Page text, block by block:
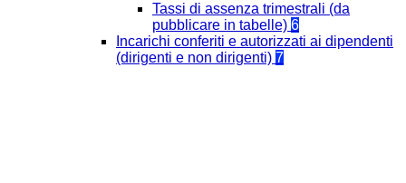
Tassi di assenza trimestrali (da
pubblicare in tabelle) 6
Incarichi conferiti e autorizzati ai dipendenti
(dirigenti e non dirigenti) 7